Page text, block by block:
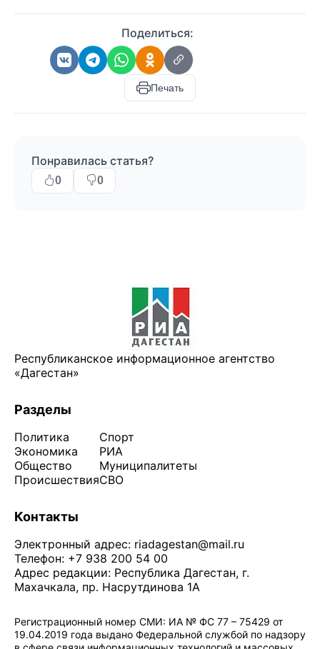
Поделиться:
Печать
Понравилась статья?
0 0
Республиканское информационное агентство
«Дагестан»
Разделы
Политика
Экономика
Общество
Происшествия
Спорт
РИА
Муниципалитеты
СВО
Контакты
Электронный адрес: riadagestan@mail.ru
Телефон: +7 938 200 54 00
Адрес редакции: Республика Дагестан, г.
Махачкала, пр. Насрутдинова 1А
Регистрационный номер СМИ: ИА № ФС 77 – 75429 от
19.04.2019 года выдано Федеральной службой по надзору